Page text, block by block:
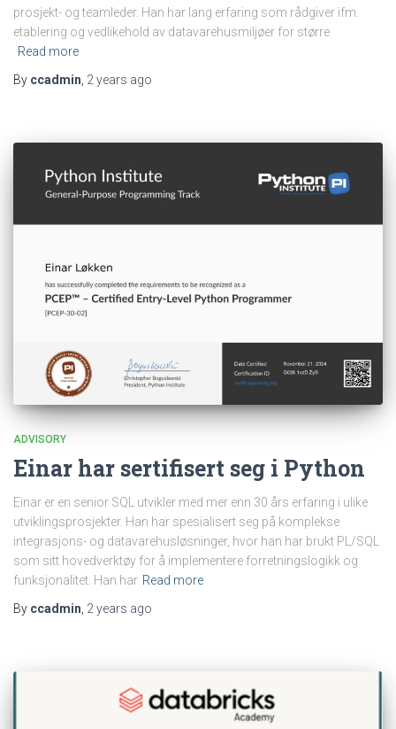
prosjekt- og teamleder. Han har lang erfaring som rådgiver ifm.
etablering og vedlikehold av datavarehusmiljøer for større
Read more
By ccadmin, 2 years ago
ADVISORY
Einar har sertifisert seg i Python
Einar er en senior SQL utvikler med mer enn 30 års erfaring i ulike
utviklingsprosjekter. Han har spesialisert seg på komplekse
integrasjons- og datavarehusløsninger, hvor han har brukt PL/SQL
som sitt hovedverktøy for å implementere forretningslogikk og
funksjonalitet. Han har Read more
By ccadmin 2 years ago